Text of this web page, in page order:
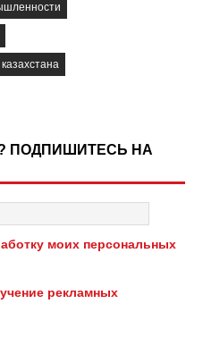
ПОДПИШИТЕСЬ НА
моих персональных
рекламных